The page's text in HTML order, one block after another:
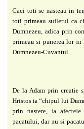
Caci toti se nasteau in
toti primeau sufletul ca
Dumnezeu, adica prin
primeau si punerea lor
Dumnezeu-Cuvantul.
De la Adam prin creatie
Hristos ia“chipul lui
prin nastere, ia
pacatului, dar nu si